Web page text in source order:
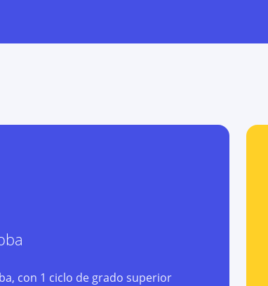
con 1 ciclo de grado superior